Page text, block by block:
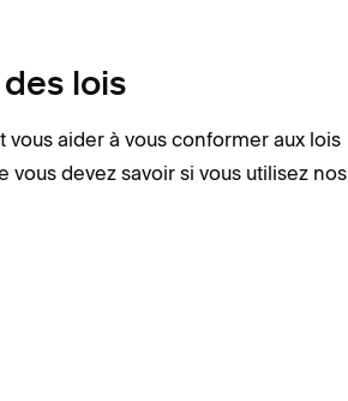
lois
aider à vous conformer aux lois
devez savoir si vous utilisez nos